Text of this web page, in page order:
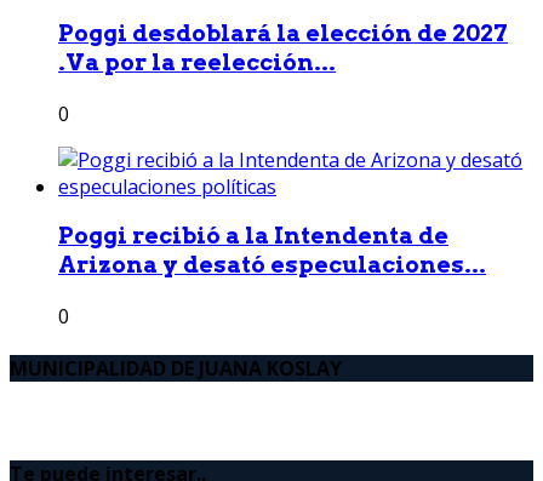
Poggi desdoblará la elección de 2027
.Va por la reelección...
0
Poggi recibió a la Intendenta de
Arizona y desató especulaciones...
0
MUNICIPALIDAD DE JUANA KOSLAY
Te puede interesar..